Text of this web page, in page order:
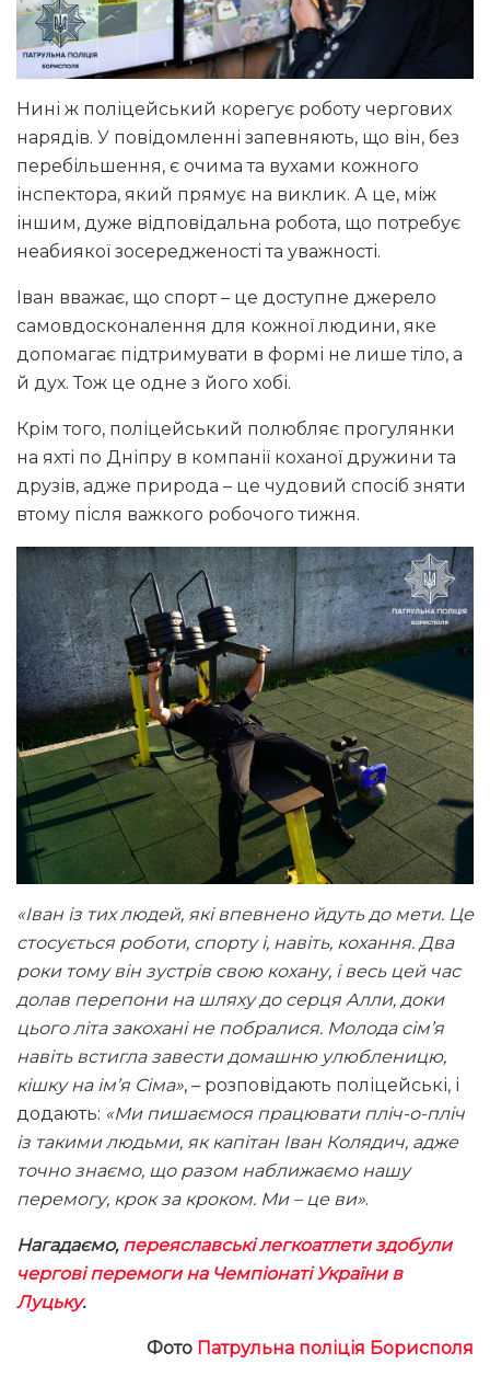
Нині ж поліцейський корегує роботу чергових
нарядів. У повідомленні запевняють, що він, без
перебільшення, є очима та вухами кожного
інспектора, який прямує на виклик. А це, між
іншим, дуже відповідальна робота, що потребує
неабиякої зосередженості та уважності.
Іван вважає, що спорт – це доступне джерело
самовдосконалення для кожної людини, яке
допомагає підтримувати в формі не лише тіло, а
й дух. Тож це одне з його хобі.
Крім того, поліцейський полюбляє прогулянки
на яхті по Дніпру в компанії коханої дружини та
друзів, адже природа – це чудовий спосіб зняти
втому після важкого робочого тижня.
«Іван із тих людей, які впевнено йдуть до мети. Це
стосується роботи, спорту і, навіть, кохання. Два
роки тому він зустрів свою кохану, і весь цей час
долав перепони на шляху до серця Алли, доки
цього літа закохані не побралися. Молода сім’я
навіть встигла завести домашню улюбленицю,
кішку на ім’я Сіма», – розповідають поліцейські, і
додають: «Ми пишаємося працювати пліч-о-пліч
із такими людьми, як капітан Іван Колядич, адже
точно знаємо, що разом наближаємо нашу
перемогу, крок за кроком. Ми – це ви».
Нагадаємо, переяславські легкоатлети здобули
чергові перемоги на Чемпіонаті України в
Луцьку.
Фото Патрульна поліція Борисполя